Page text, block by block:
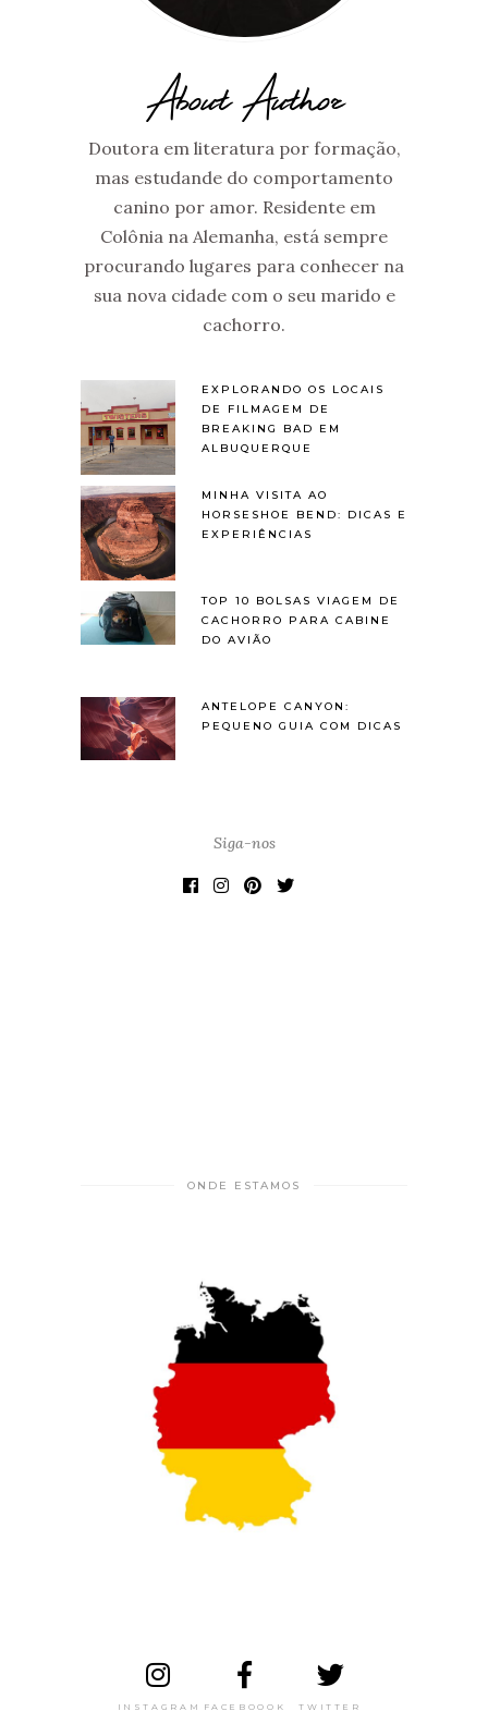
About Author
Doutora em literatura por formação,
mas estudande do comportamento
canino por amor. Residente em
Colônia na Alemanha, está sempre
procurando lugares para conhecer na
sua nova cidade com o seu marido e
cachorro.
EXPLORANDO OS LOCAIS
DE FILMAGEM DE
BREAKING BAD EM
ALBUQUERQUE
MINHA VISITA AO
HORSESHOE BEND: DICAS E
EXPERIÊNCIAS
TOP 10 BOLSAS VIAGEM DE
CACHORRO PARA CABINE
DO AVIÃO
ANTELOPE CANYON:
PEQUENO GUIA COM DICAS
Siga-nos
ONDE ESTAMOS
INSTAGRAM FACEBOOOK TWITTER